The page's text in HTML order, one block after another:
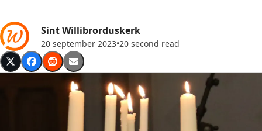
Sint Willibrorduskerk
20 september 2023•20 second read